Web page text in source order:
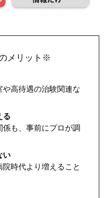
メリット※
高待遇の治験関連な
る
も、事前にプロが調
い
時代より増えること